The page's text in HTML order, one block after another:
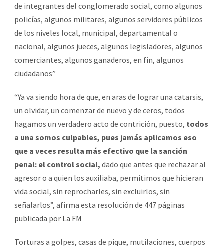
de integrantes del conglomerado social, como algunos
policías, algunos militares, algunos servidores públicos
de los niveles local, municipal, departamental o
nacional, algunos jueces, algunos legisladores, algunos
comerciantes, algunos ganaderos, en fin, algunos
ciudadanos”
“Ya va siendo hora de que, en aras de lograr una catarsis,
un olvidar, un comenzar de nuevo y de ceros, todos
hagamos un verdadero acto de contrición, puesto, todos
a una somos culpables, pues jamás aplicamos eso
que a veces resulta más efectivo que la sanción
penal: el control social, dado que antes que rechazar al
agresor o a quien los auxiliaba, permitimos que hicieran
vida social, sin reprocharles, sin excluirlos, sin
señalarlos”, afirma esta resolución de 447 páginas
publicada por La FM
Torturas a golpes, casas de pique, mutilaciones, cuerpos